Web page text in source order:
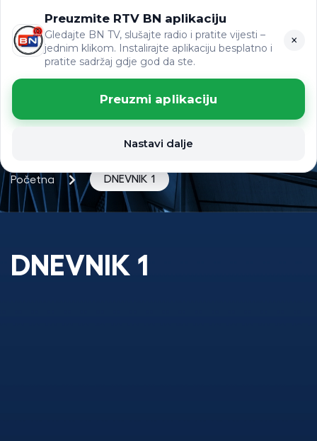
VIJESTI LAT
Preuzmite RTV BN aplikaciju
Gledajte BN TV, slušajte radio i pratite vijesti –
jednim klikom. Instalirajte aplikaciju besplatno i
pratite sadržaj gdje god da ste.
×
Preuzmi aplikaciju
Nastavi dalje
Početna DNEVNIK 1
DNEVNIK 1